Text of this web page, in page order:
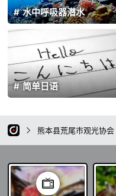
水中呼吸器潜水
简单日语
熊本县荒尾市观光协会